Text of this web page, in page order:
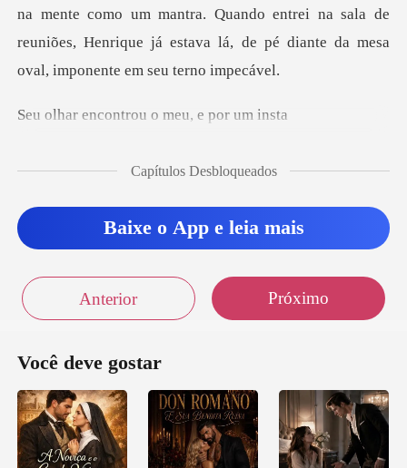
na mente como um mantra. Quando entrei n
ontrou o meu,
Capítulos Desbloqueados
Baixe o App e leia mais
Anterior Próximo
Você deve gostar